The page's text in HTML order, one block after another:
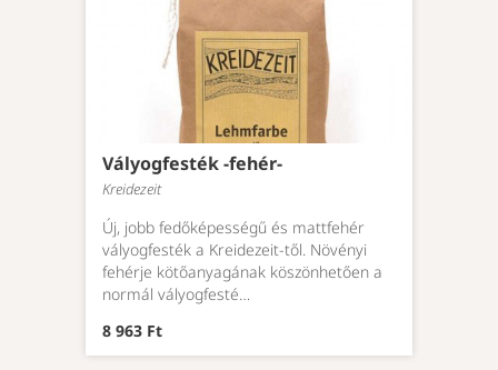
Vályogfesték -fehér-
Kreidezeit
Új, jobb fedőképességű és mattfehér
vályogfesték a Kreidezeit-től. Növényi
fehérje kötőanyagának köszönhetően a
normál vályogfesté…
8 963 Ft